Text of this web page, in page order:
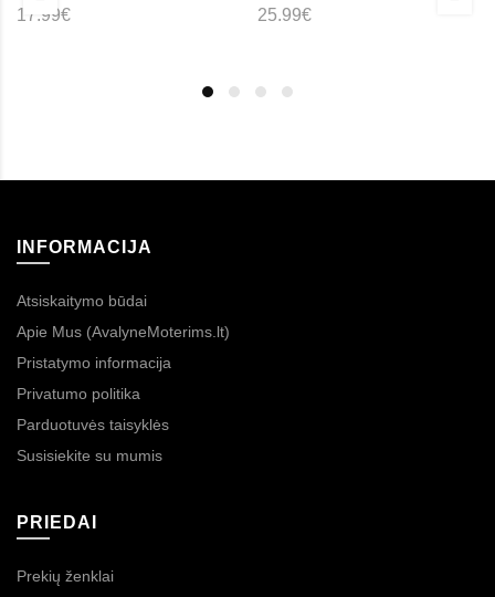
17.99€ 25.99€
INFORMACIJA
Atsiskaitymo būdai
Apie Mus (AvalyneMoterims.lt)
Pristatymo informacija
Privatumo politika
Parduotuvės taisyklės
Susisiekite su mumis
PRIEDAI
Prekių ženklai